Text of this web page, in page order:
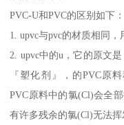
PVC-U和PVC的区别如下：
1. upvc与pvc的材质相同，
2. upvc中的u，它的原文
『塑化剂』，的PVC原
PVC原料中的氯(Cl)会全
有许多残余的氯(Cl)无法挥